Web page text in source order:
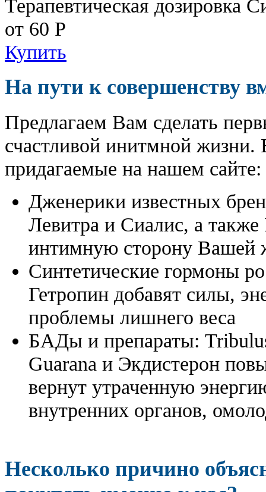
Терапевтическая дозировка
от 60 Р
Купить
На пути к совершенству
Предлагаем Вам сделать
счастливой инитмной жизни.
придагаемые на нашем сайте:
Дженерики известных
Левитра и Сиалис, а
интимную сторону Вашей
Синтетические гормоны
Гетропин добавят силы,
проблемы лишнего веса
БАДы и препараты:
Guarana и Экдистерон
вернут утраченную
внутренних органов,
Несколько причино